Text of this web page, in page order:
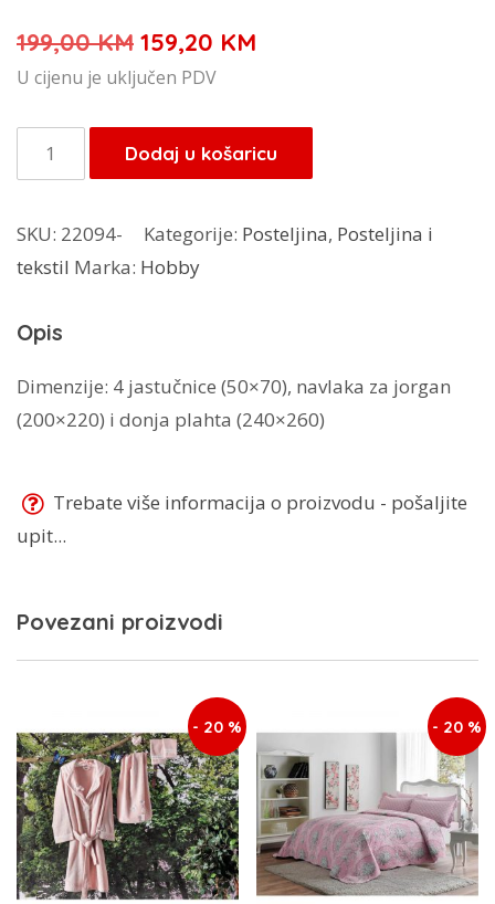
199,00KM Izvorna
cijena
je:
199,00 KM.
159,20 KM
U cijenu je uključen PDV
First
Choice
Hermia
količina
Dodaj u košaricu
SKU: 22094- Kategorije: Posteljina, Posteljina i
tekstil Marka: Hobby
Opis
Dimenzije: 4 jastučnice (50×70), navlaka za jorgan
(200×220) i donja plahta (240×260)
Trebate više informacija o proizvodu - pošaljite
upit...
Povezani proizvodi
- 20 % - 20 %